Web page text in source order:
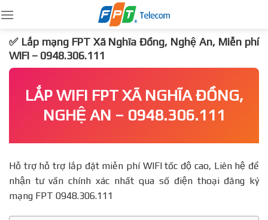
to
content
✅ Lắp mạng FPT Xã Nghĩa Đồng, Nghệ An, Miễn phí
WIFI – 0948.306.111
LẮP WIFI FPT XÃ NGHĨA ĐỒNG,
NGHỆ AN – 0948.306.111
Hỗ trợ hỗ trợ lắp đặt miễn phí WIFI tốc độ cao, Liên hệ để
nhận tư vấn chính xác nhất qua số điện thoại đăng ký
mạng FPT 0948.306.111